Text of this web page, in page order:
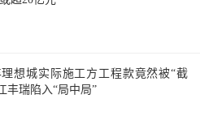
想城实际施工方工程款竟然被“截
丰瑞陷入“局中局”